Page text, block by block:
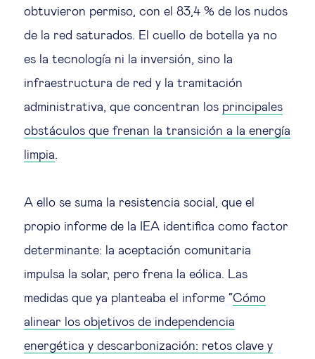
obtuvieron permiso, con el 83,4 % de los nudos
de la red saturados. El cuello de botella ya no
es la tecnología ni la inversión, sino la
infraestructura de red y la tramitación
administrativa, que concentran los principales
obstáculos que frenan la transición a la energía
limpia
A ello se suma la resistencia social, que el
propio informe de la IEA identifica como factor
determinante: la aceptación comunitaria
impulsa la solar, pero frena la eólica. Las
medidas que ya planteaba el informe “Cómo
alinear los objetivos de independencia
energética y descarbonización: retos clave y